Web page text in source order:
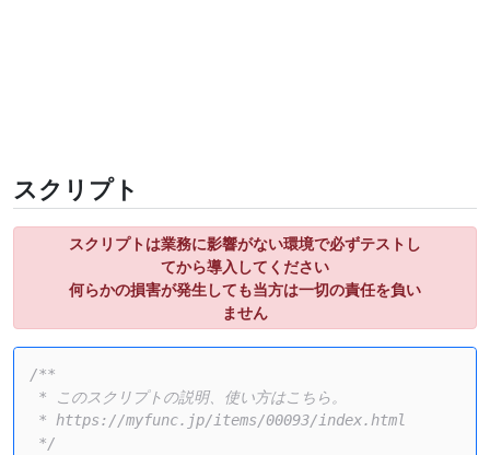
スクリプト
スクリプトは業務に影響がない環境で必ずテストし
てから導入してください
何らかの損害が発生しても当方は一切の責任を負い
ません
/**
* このスクリプトの説明、使い方はこちら。
* https://myfunc.jp/items/00093/index.html
*/